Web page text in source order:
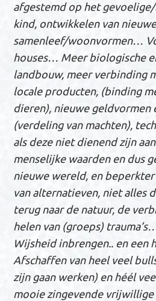
afgestemd op het
kind, ontwikkelen van
samenleef/woonvormen…
houses… Meer biologische
landbouw, meer verbinding
locale producten, (binding
dieren), nieuwe geldvormen
(verdeling van machten),
als deze niet dienend zijn
menselijke waarden en dus
nieuwe wereld, en
van alternatieven, niet alles
terug naar de natuur, de
helen van (groeps)
Wijsheid inbrengen.. en een
Afschaffen van heel veel
zijn gaan werken) en héél
mooie zingevende